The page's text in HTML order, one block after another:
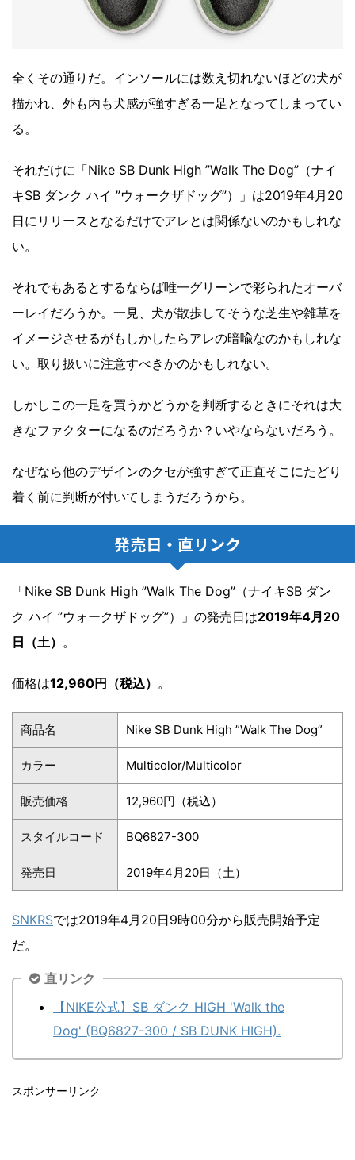
全くその通りだ。インソールには数え切れないほどの犬が
描かれ、外も内も犬感が強すぎる一足となってしまってい
る。
それだけに「Nike SB Dunk High ”Walk The Dog”（ナイ
キSB ダンク ハイ ”ウォークザドッグ”）」は2019年4月20
日にリリースとなるだけでアレとは関係ないのかもしれな
い。
それでもあるとするならば唯一グリーンで彩られたオーバ
ーレイだろうか。一見、犬が散歩してそうな芝生や雑草を
イメージさせるがもしかしたらアレの暗喩なのかもしれな
い。取り扱いに注意すべきかのかもしれない。
しかしこの一足を買うかどうかを判断するときにそれは大
きなファクターになるのだろうか？いやならないだろう。
なぜなら他のデザインのクセが強すぎて正直そこにたどり
着く前に判断が付いてしまうだろうから。
発売日・直リンク
「Nike SB Dunk High ”Walk The Dog”（ナイキSB ダン
ク ハイ ”ウォークザドッグ”）」の発売日は2019年4月20
日（土） 。
価格は12,960円（税込） 。
商品名 Nike SB Dunk High ”Walk The Dog”
カラー Multicolor/Multicolor
販売価格 12,960円（税込）
スタイルコード BQ6827-300
発売日 2019年4月20日（土）
SNKRSでは2019年4月20日9時00分から販売開始予定
だ。
直リンク
【NIKE公式】SB ダンク HIGH 'Walk the
Dog' (BQ6827-300 / SB DUNK HIGH).
スポンサーリンク